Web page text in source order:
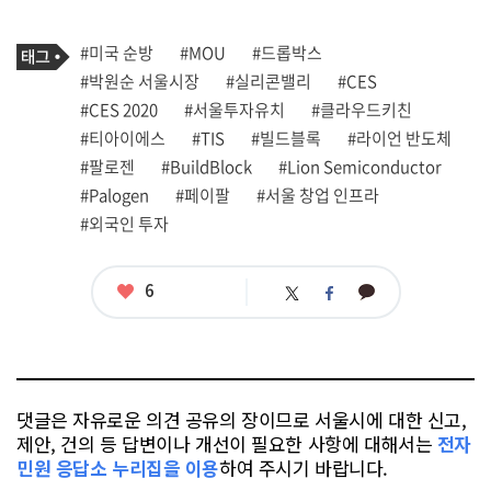
기
사
관
련
태
그
태
그
#미국 순방 #MOU
#드롭박스
#박원순 서울시장
#실리콘밸리
#CES
#CES 2020
#서울투자유치
#클라우드키친
#티아이에스
#TIS #빌드블록
#라이언 반도체
#팔로젠
#BuildBlock
#Lion Semiconductor
#Palogen
#페이팔
#서울 창업 인프라
#외국인 투자
좋
6 트 페 카
댓글은 자유로운 의견 공유의 장이므로 서울시에 대한 신고,
제안, 건의 등 답변이나 개선이 필요한 사항에 대해서는 전자
민원 응답소 누리집을 이용하여 주시기 바랍니다.